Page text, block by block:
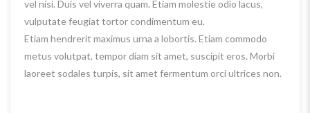
vel nisi. Duis vel viverra quam. Etiam molestie odio lacus,
vulputate feugiat tortor condimentum eu.
Etiam hendrerit maximus urna a lobortis. Etiam commodo
metus volutpat, tempor diam sit amet, suscipit eros. Morbi
laoreet sodales turpis, sit amet fermentum orci ultrices non.